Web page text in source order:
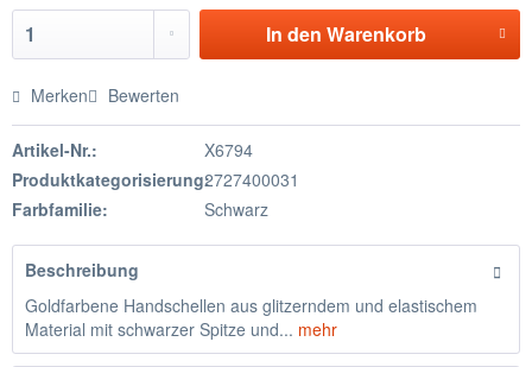
In den Warenkorb
Merken Bewerten
Artikel-Nr.:
X6794
Produktkategorisierung:2727400031
Farbfamilie:
Schwarz
Beschreibung
Goldfarbene Handschellen aus glitzerndem und elastischem
Material mit schwarzer Spitze und... mehr